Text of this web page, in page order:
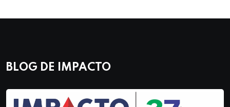
BLOG DE IMPACTO